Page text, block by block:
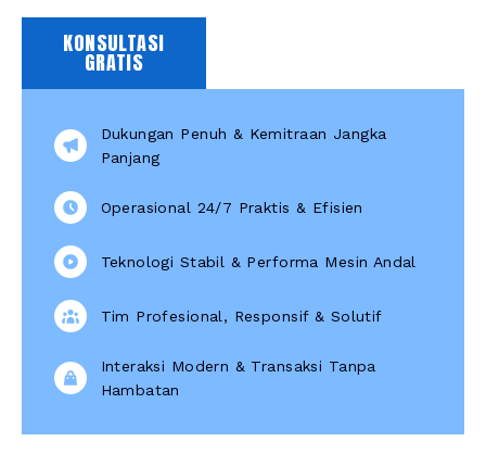
KONSULTASI
GRATIS
Dukungan Penuh & Kemitraan Jangka
Panjang
Operasional 24/7 Praktis & Efisien
Teknologi Stabil & Performa Mesin Andal
Tim Profesional, Responsif & Solutif
Interaksi Modern & Transaksi Tanpa
Hambatan